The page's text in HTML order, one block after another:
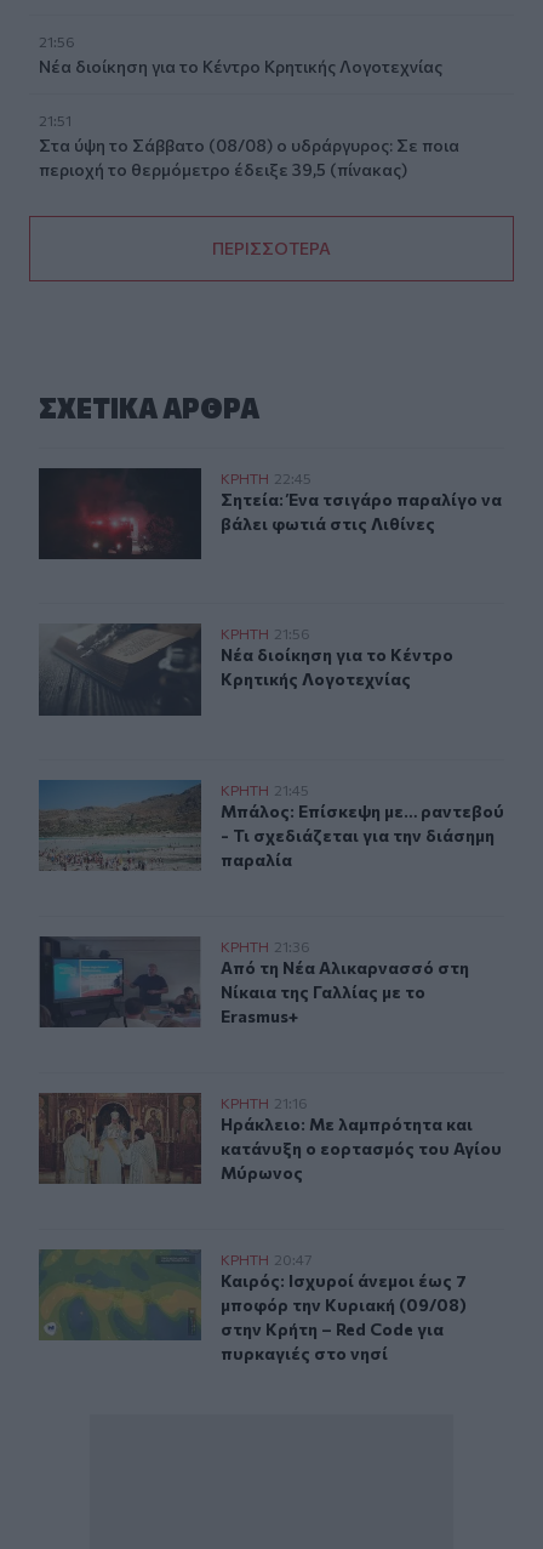
21:56
Νέα διοίκηση για το Κέντρο Κρητικής Λογοτεχνίας
21:51
Στα ύψη το Σάββατο (08/08) ο υδράργυρος: Σε ποια
περιοχή το θερμόμετρο έδειξε 39,5 (πίνακας)
ΠΕΡΙΣΣΟΤΕΡΑ
ΣΧΕΤΙΚA AΡΘΡΑ
Σητεία: Ένα τσιγάρο παραλίγο να βάλει φωτιά στις
ΚΡΗΤΗ 22:45
Σητεία: Ένα τσιγάρο παραλίγο να
Σητεία: Ένα τσιγάρο παραλίγο να
βάλει φωτιά στις Λιθίνες
Νέα διοίκηση για το Κέντρο Κρητικής Λογοτεχνίας
ΚΡΗΤΗ 21:56
Νέα διοίκηση για το Κέντρο
Νέα διοίκηση για το Κέντρο
Κρητικής Λογοτεχνίας
Μπάλος: Επίσκεψη με… ραντεβού - Τι σχεδιάζεται για
ΚΡΗΤΗ 21:45
Μπάλος: Επίσκεψη με… ραντεβού -
Μπάλος: Επίσκεψη με… ραντεβού
- Τι σχεδιάζεται για την διάσημη
παραλία
Από τη Νέα Αλικαρνασσό στη Νίκαια της Γαλλίας με το
ΚΡΗΤΗ 21:36
Από τη Νέα Αλικαρνασσό στη
Από τη Νέα Αλικαρνασσό στη
Νίκαια της Γαλλίας με το
Erasmus+
Ηράκλειο: Με λαμπρότητα και κατάνυξη ο εορτασμός
ΚΡΗΤΗ 21:16
Ηράκλειο: Με λαμπρότητα και
Ηράκλειο: Με λαμπρότητα και
κατάνυξη ο εορτασμός του Αγίου
Μύρωνος
Καιρός: Ισχυροί άνεμοι έως 7 μποφόρ την Κυριακή
ΚΡΗΤΗ 20:47
Καιρός: Ισχυροί άνεμοι έως 7
Καιρός: Ισχυροί άνεμοι έως 7
μποφόρ την Κυριακή (09/08)
στην Κρήτη – Red Code για
πυρκαγιές στο νησί